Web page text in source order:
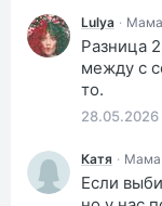
Lulya · Мама
Разница
между с
то.
28.05.2026
Катя · Мама
Если